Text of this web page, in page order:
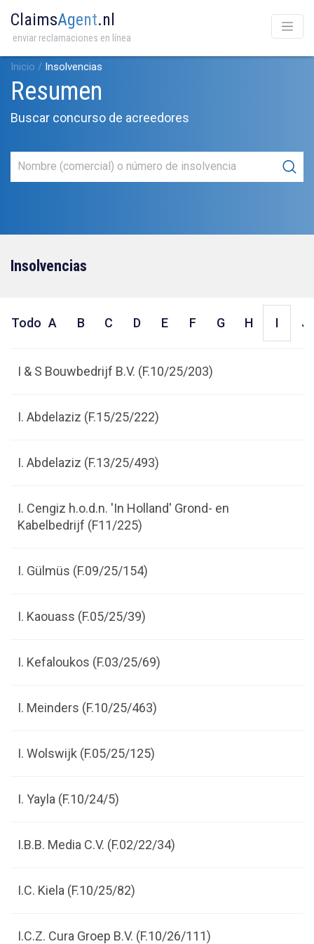
ClaimsAgent.nl
enviar reclamaciones en línea
Inicio / Insolvencias
Resumen
Buscar concurso de acreedores
Insolvencias
Todo A B C D E F G H I J
I & S Bouwbedrijf B.V. (F.10/25/203)
I. Abdelaziz (F.15/25/222)
I. Abdelaziz (F.13/25/493)
I. Cengiz h.o.d.n. 'In Holland' Grond- en
Kabelbedrijf (F11/225)
I. Gülmüs (F.09/25/154)
I. Kaouass (F.05/25/39)
I. Kefaloukos (F.03/25/69)
I. Meinders (F.10/25/463)
I. Wolswijk (F.05/25/125)
I. Yayla (F.10/24/5)
I.B.B. Media C.V. (F.02/22/34)
I.C. Kiela (F.10/25/82)
I.C.Z. Cura Groep B.V. (F.10/26/111)